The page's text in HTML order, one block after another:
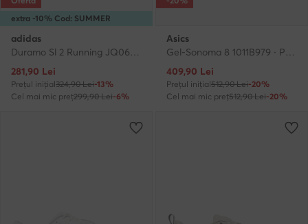
extra -10% Cod: SUMMER
adidas
Duramo Sl 2 Running JQ0606 · Pantofi pentru alergare
Prețul actual
281,90 Lei
Prețul inițial324,90 Lei-13%
Cel mai mic preț299,90 Lei-6%
Asics
Gel-Sonoma 8 1011B979 · Pantofi pentru alergare
Prețul actual
409,90 Lei
Prețul inițial512,90 Lei-20%
Cel mai mic preț512,90 Lei-20%